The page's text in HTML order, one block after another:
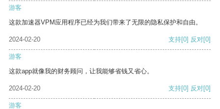
游客
这款加速器VPM应用程序已经为我们带来了无限的隐私保护和自由。
2024-02-20 支持[0] 反对[0]
游客
这款app就像我的财务顾问，让我能够省钱又省心。
2024-02-20 支持[0] 反对[0]
游客